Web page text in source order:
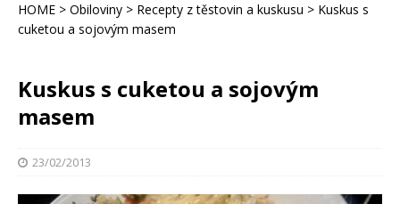
HOME > Obiloviny > Recepty z těstovin a kuskusu > Kuskus s
cuketou a sojovým masem
Kuskus s cuketou a sojovým
masem
23/02/2013